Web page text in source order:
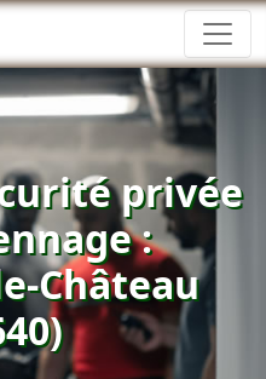
privée
:
Château